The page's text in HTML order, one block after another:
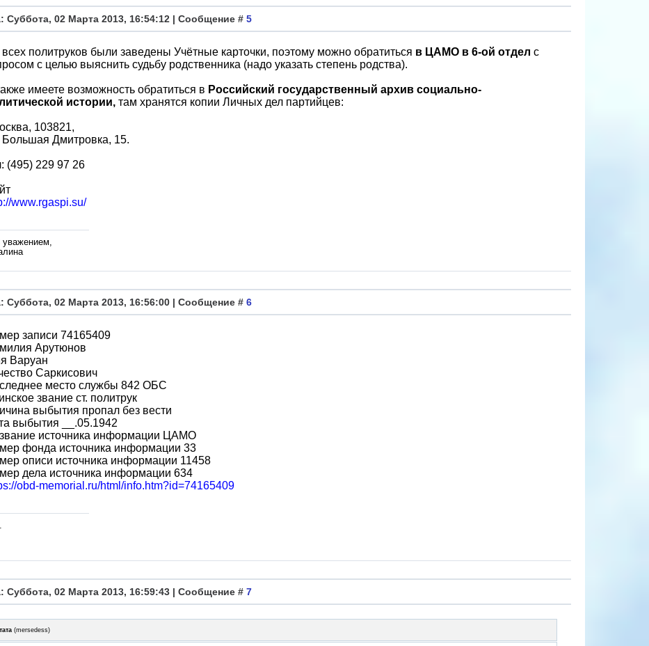
Суббота, 02 Марта 2013, 16:54:12 | Сообщение # 5
политруков были заведены Учётные карточки, поэтому можно обратиться в ЦАМО в 6-ой отдел с
с целью выяснить судьбу родственника (надо указать степень родства).
имеете возможность обратиться в Российский государственный архив социально-
истории, там хранятся копии Личных дел партийцев:
103821,
Большая Дмитровка, 15.
(495) 229 97 26
www.rgaspi.su/
уважением,
Суббота, 02 Марта 2013, 16:56:00 | Сообщение # 6
записи 74165409
Арутюнов
Варуан
Саркисович
место службы 842 ОБС
звание ст. политрук
выбытия пропал без вести
выбытия __.05.1942
источника информации ЦАМО
фонда источника информации 33
описи источника информации 11458
дела источника информации 634
obd-memorial.ru/html/info.htm?id=74165409
Суббота, 02 Марта 2013, 16:59:43 | Сообщение # 7
(mersedess)